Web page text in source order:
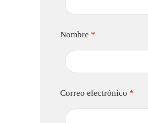
Nombre *
Correo electrónico *